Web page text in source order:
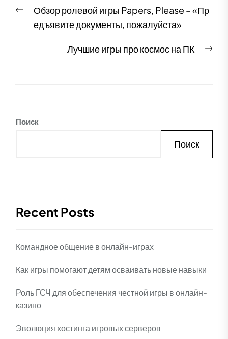
по
записям
Previous
post:
Обзор ролевой игры Papers, Please – «Пр
едъявите документы, пожалуйста»
Лучшие игры про космос на ПК
Поиск
Поиск
Recent Posts
Командное общение в онлайн-играх
Как игры помогают детям осваивать новые навыки
Роль ГСЧ для обеспечения честной игры в онлайн-
казино
Эволюция хостинга игровых серверов